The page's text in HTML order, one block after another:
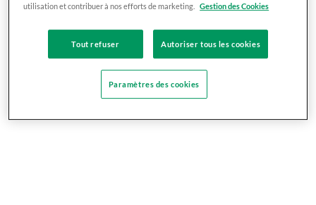
utilisation et contribuer à nos efforts de marketing.
Gestion des Cookies
Tout refuser Autoriser tous les cookies
Paramètres des cookies